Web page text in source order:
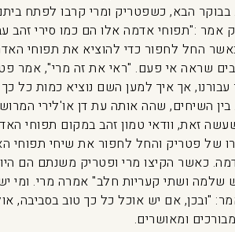
הבא, כשפטריק ומרי קרבו לפתח
:"תפוחי אדמה אלו הם כמו סירי זהב
החל לחפור כדי להוציא את תפוחי
שראה אי פעם. "ראי את זה מרי", אמר
אך איך למען השם נוציא כמות כל
בין השיחים, שהה אותה עת דן או'לירי
זאת, וודאי טמון זהב במקום תפוחי
של פטריק והחל לחפור את שיחי תפוחי
כאשר הקיצו מרי ופטריק משנתם הם
ושתי קעריות חלב" אמרה מרי. ומי
"ובכן, אם יש אוכל כל כך טוב בסביבה,
ומאושרים.